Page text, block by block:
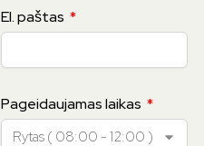
El. paštas
Pageidaujamas laikas